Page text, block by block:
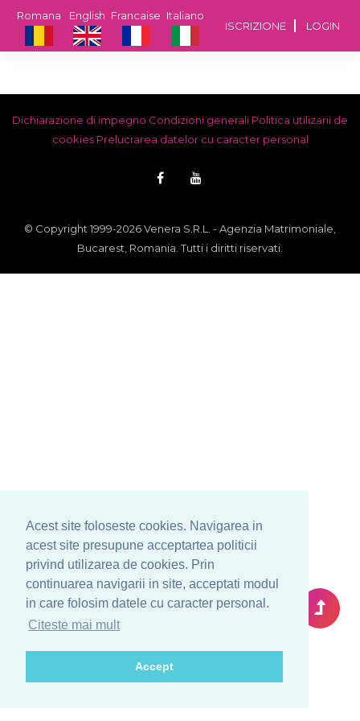
Acest site foloseste cookies. Navigarea in
acest site presupune acceptartea politicii
privind utilizarea de cookies. Prin
continuarea navigarii in site, acceptati modul
in care folosim datele cu caracter personal.
Citeste mai mult
Accept
ISCRIZIONE LOGIN
Italiano
Francaise
English
Romana
Dichiarazione di impegno Condizioni generali Politica utilizarii de
cookies Prelucrarea datelor cu caracter personal
© Copyright 1999-2026 Venera S.R.L. - Agenzia Matrimoniale,
Bucarest, Romania. Tutti i diritti riservati.